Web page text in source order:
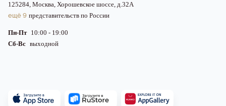
125284, Москва, Хорошевское шоссе, д.32А
ещё 9 представительств по России
Пн-Пт 10:00 - 19:00
Сб-Вс выходной